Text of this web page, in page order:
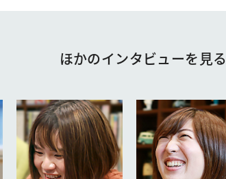
ほかのインタビューを見る